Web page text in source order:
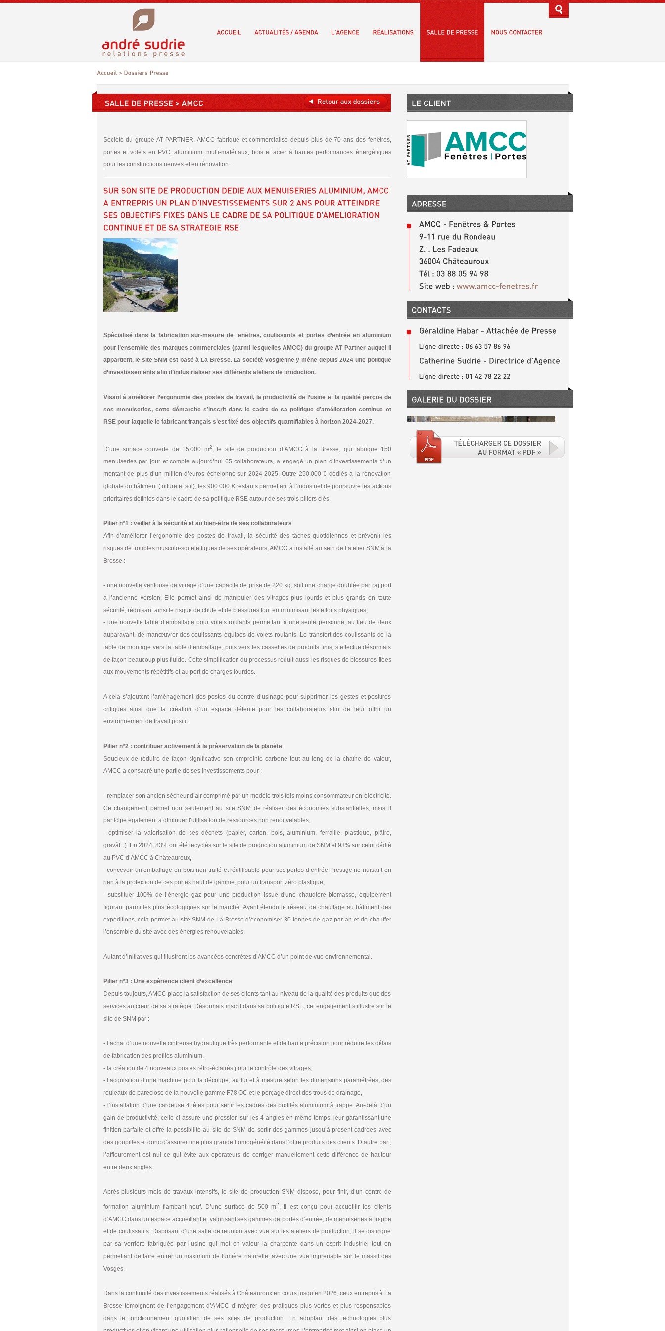
Société du groupe AT PARTNER, AMCC fabrique et commercialise depuis plus de 70 ans des fenêtres,
portes et volets en PVC, aluminium, multi-matériaux, bois et acier à hautes performances énergétiques
pour les constructions neuves et en rénovation.
Spécialisé dans la fabrication sur-mesure de fenêtres, coulissants et portes d’entrée en aluminium
pour l’ensemble des marques commerciales (parmi lesquelles AMCC) du groupe AT Partner auquel il
appartient, le site SNM est basé à La Bresse. La société vosgienne y mène depuis 2024 une politique
d’investissements afin d’industrialiser ses différents ateliers de production.
Visant à améliorer l’ergonomie des postes de travail, la productivité de l’usine et la qualité perçue de
ses menuiseries, cette démarche s’inscrit dans le cadre de sa politique d’amélioration continue et
RSE pour laquelle le fabricant français s’est fixé des objectifs quantifiables à horizon 2024-2027.
D’une surface couverte de 15.000 m2, le site de production d’AMCC à la Bresse, qui fabrique 150
menuiseries par jour et compte aujourd’hui 65 collaborateurs, a engagé un plan d’investissements d’un
montant de plus d’un million d’euros échelonné sur 2024-2025. Outre 250.000 € dédiés à la rénovation
globale du bâtiment (toiture et sol), les 900.000 € restants permettent à l’industriel de poursuivre les actions
prioritaires définies dans le cadre de sa politique RSE autour de ses trois piliers clés.
Pilier n°1 : veiller à la sécurité et au bien-être de ses collaborateurs
Afin d’améliorer l’ergonomie des postes de travail, la sécurité des tâches quotidiennes et prévenir les
risques de troubles musculo-squelettiques de ses opérateurs, AMCC a installé au sein de l’atelier SNM à la
Bresse :
- une nouvelle ventouse de vitrage d’une capacité de prise de 220 kg, soit une charge doublée par rapport
à l’ancienne version. Elle permet ainsi de manipuler des vitrages plus lourds et plus grands en toute
sécurité, réduisant ainsi le risque de chute et de blessures tout en minimisant les efforts physiques,
- une nouvelle table d’emballage pour volets roulants permettant à une seule personne, au lieu de deux
auparavant, de manœuvrer des coulissants équipés de volets roulants. Le transfert des coulissants de la
table de montage vers la table d’emballage, puis vers les cassettes de produits finis, s’effectue désormais
de façon beaucoup plus fluide. Cette simplification du processus réduit aussi les risques de blessures liées
aux mouvements répétitifs et au port de charges lourdes.
A cela s’ajoutent l’aménagement des postes du centre d’usinage pour supprimer les gestes et postures
critiques ainsi que la création d’un espace détente pour les collaborateurs afin de leur offrir un
environnement de travail positif.
Pilier n°2 : contribuer activement à la préservation de la planète
Soucieux de réduire de façon significative son empreinte carbone tout au long de la chaîne de valeur,
AMCC a consacré une partie de ses investissements pour :
- remplacer son ancien sécheur d’air comprimé par un modèle trois fois moins consommateur en électricité.
Ce changement permet non seulement au site SNM de réaliser des économies substantielles, mais il
participe également à diminuer l’utilisation de ressources non renouvelables,
- optimiser la valorisation de ses déchets (papier, carton, bois, aluminium, ferraille, plastique, plâtre,
gravât...). En 2024, 83% ont été recyclés sur le site de production aluminium de SNM et 93% sur celui dédié
au PVC d’AMCC à Châteauroux,
- concevoir un emballage en bois non traité et réutilisable pour ses portes d’entrée Prestige ne nuisant en
rien à la protection de ces portes haut de gamme, pour un transport zéro plastique,
- substituer 100% de l’énergie gaz pour une production issue d’une chaudière biomasse, équipement
figurant parmi les plus écologiques sur le marché. Ayant étendu le réseau de chauffage au bâtiment des
expéditions, cela permet au site SNM de La Bresse d’économiser 30 tonnes de gaz par an et de chauffer
l’ensemble du site avec des énergies renouvelables.
Autant d’initiatives qui illustrent les avancées concrètes d’AMCC d’un point de vue environnemental.
Pilier n°3 : Une expérience client d’excellence
Depuis toujours, AMCC place la satisfaction de ses clients tant au niveau de la qualité des produits que des
services au cœur de sa stratégie. Désormais inscrit dans sa politique RSE, cet engagement s’illustre sur le
site de SNM par :
- l’achat d’une nouvelle cintreuse hydraulique très performante et de haute précision pour réduire les délais
de fabrication des profilés aluminium,
- la création de 4 nouveaux postes rétro-éclairés pour le contrôle des vitrages,
- l’acquisition d’une machine pour la découpe, au fur et à mesure selon les dimensions paramétrées, des
rouleaux de pareclose de la nouvelle gamme F78 OC et le perçage direct des trous de drainage,
- l’installation d’une cardeuse 4 têtes pour sertir les cadres des profilés aluminium à frappe. Au-delà d’un
gain de productivité, celle-ci assure une pression sur les 4 angles en même temps, leur garantissant une
finition parfaite et offre la possibilité au site de SNM de sertir des gammes jusqu’à présent cadrées avec
des goupilles et donc d’assurer une plus grande homogénéité dans l’offre produits des clients. D’autre part,
l’affleurement est nul ce qui évite aux opérateurs de corriger manuellement cette différence de hauteur
entre deux angles.
Après plusieurs mois de travaux intensifs, le site de production SNM dispose, pour finir, d’un centre de
formation aluminium flambant neuf. D’une surface de 500 m2, il est conçu pour accueillir les clients
d’AMCC dans un espace accueillant et valorisant ses gammes de portes d’entrée, de menuiseries à frappe
et de coulissants. Disposant d’une salle de réunion avec vue sur les ateliers de production, il se distingue
par sa verrière fabriquée par l’usine qui met en valeur la charpente dans un esprit industriel tout en
permettant de faire entrer un maximum de lumière naturelle, avec une vue imprenable sur le massif des
Vosges.
Dans la continuité des investissements réalisés à Châteauroux en cours jusqu’en 2026, ceux entrepris à La
Bresse témoignent de l’engagement d’AMCC d’intégrer des pratiques plus vertes et plus responsables
dans le fonctionnement quotidien de ses sites de production. En adoptant des technologies plus